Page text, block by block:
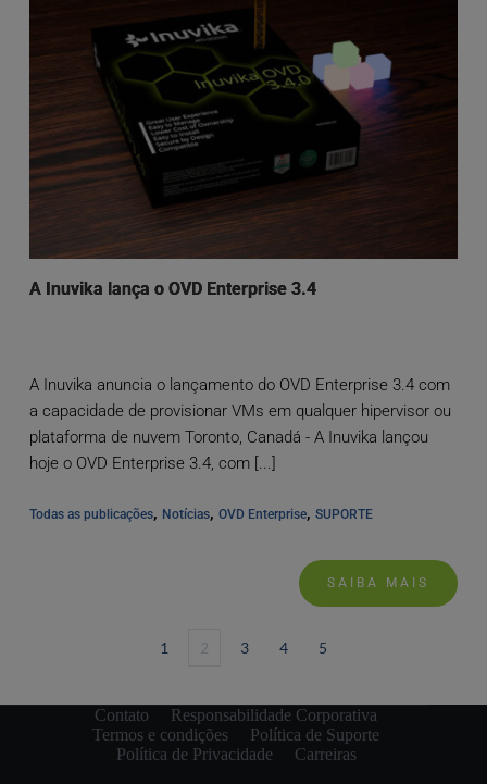
A Inuvika lança o OVD Enterprise 3.4
A Inuvika anuncia o lançamento do OVD Enterprise 3.4 com
a capacidade de provisionar VMs em qualquer hipervisor ou
plataforma de nuvem Toronto, Canadá - A Inuvika lançou
hoje o OVD Enterprise 3.4, com [...]
Todas as publicações, Notícias, OVD Enterprise, SUPORTE
SAIBA MAIS
1 2 3 4 5
Contato
Responsabilidade Corporativa
Termos e condições
Política de Suporte
Política de Privacidade
Carreiras